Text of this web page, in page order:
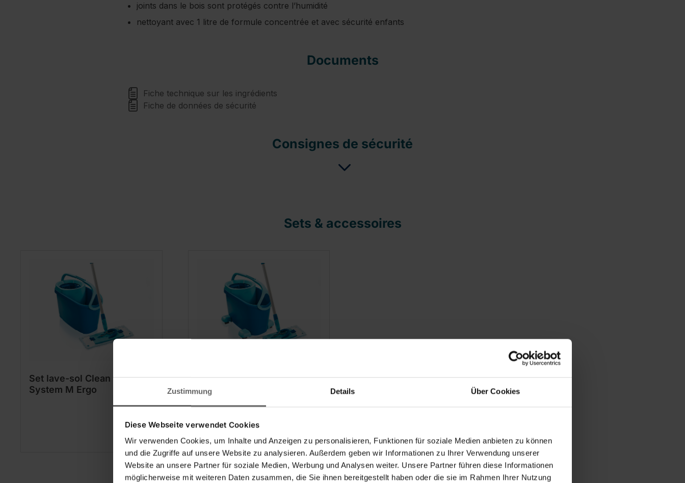
Zustimmung Details Über Cookies
Diese Webseite verwendet Cookies
Wir verwenden Cookies, um Inhalte und Anzeigen zu personalisieren, Funktionen für soziale Medien anbieten zu können
und die Zugriffe auf unsere Website zu analysieren. Außerdem geben wir Informationen zu Ihrer Verwendung unserer
Website an unsere Partner für soziale Medien, Werbung und Analysen weiter. Unsere Partner führen diese Informationen
möglicherweise mit weiteren Daten zusammen, die Sie ihnen bereitgestellt haben oder die sie im Rahmen Ihrer Nutzung
joints dans le bois sont protégés contre l’humidité
nettoyant avec 1 litre de formule concentrée et avec sécurité enfants
Documents
Fiche technique sur les ingrédients
Fiche de données de sécurité
Consignes de sécurité
Sets & accessoires
Set lave-sol Clean Twist
System M Ergo
Set lave-sol Clean Twist M
Mobile Ergo